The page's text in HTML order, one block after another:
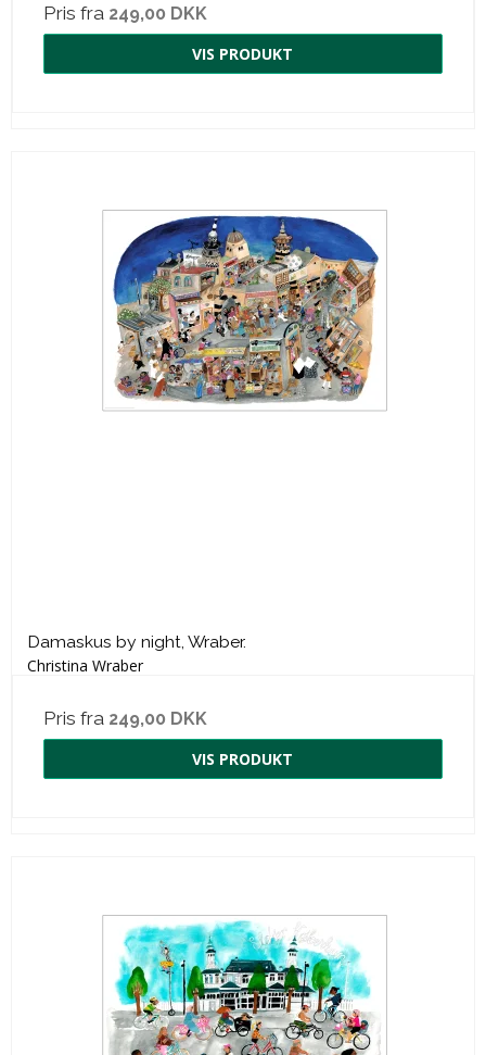
Pris fra 249,00 DKK
VIS PRODUKT
Damaskus by night, Wraber.
Christina Wraber
Pris fra 249,00 DKK
VIS PRODUKT